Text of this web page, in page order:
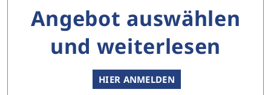
Angebot auswählen
und weiterlesen
HIER ANMELDEN